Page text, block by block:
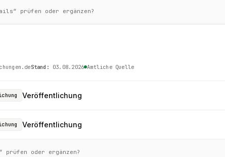
prüfen oder ergänzen?
Stand: 03.08.2026 Amtliche Quelle
Veröffentlichung
Veröffentlichung
prüfen oder ergänzen?